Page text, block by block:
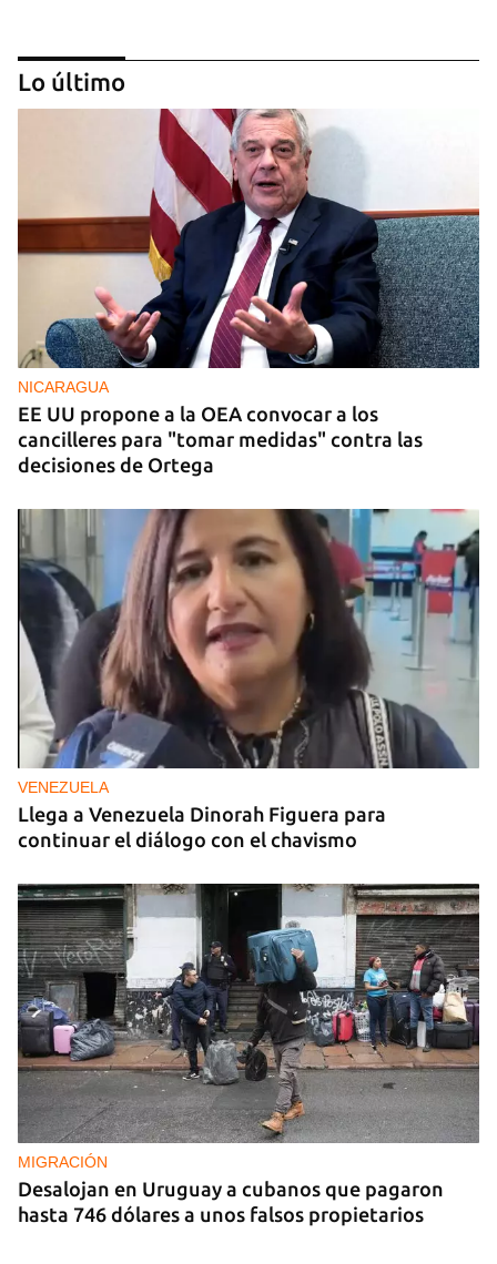
FOTO DEL DÍA
Un litro de aceite cuesta ya más de dos salarios
mínimos
Lo último
NICARAGUA
EE UU propone a la OEA convocar a los
cancilleres para "tomar medidas" contra las
decisiones de Ortega
VENEZUELA
Llega a Venezuela Dinorah Figuera para
continuar el diálogo con el chavismo
MIGRACIÓN
Desalojan en Uruguay a cubanos que pagaron
hasta 746 dólares a unos falsos propietarios